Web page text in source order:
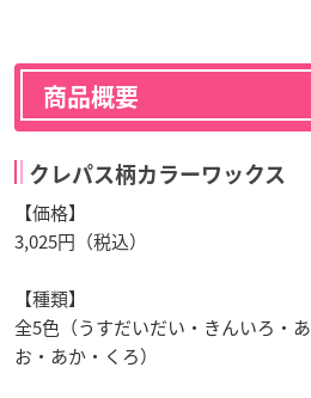
商品概要
クレパス柄カラーワックス
【価格】
3,025円（税込）
【種類】
全5色（うすだいだい・きんいろ・あ
お・あか・くろ）